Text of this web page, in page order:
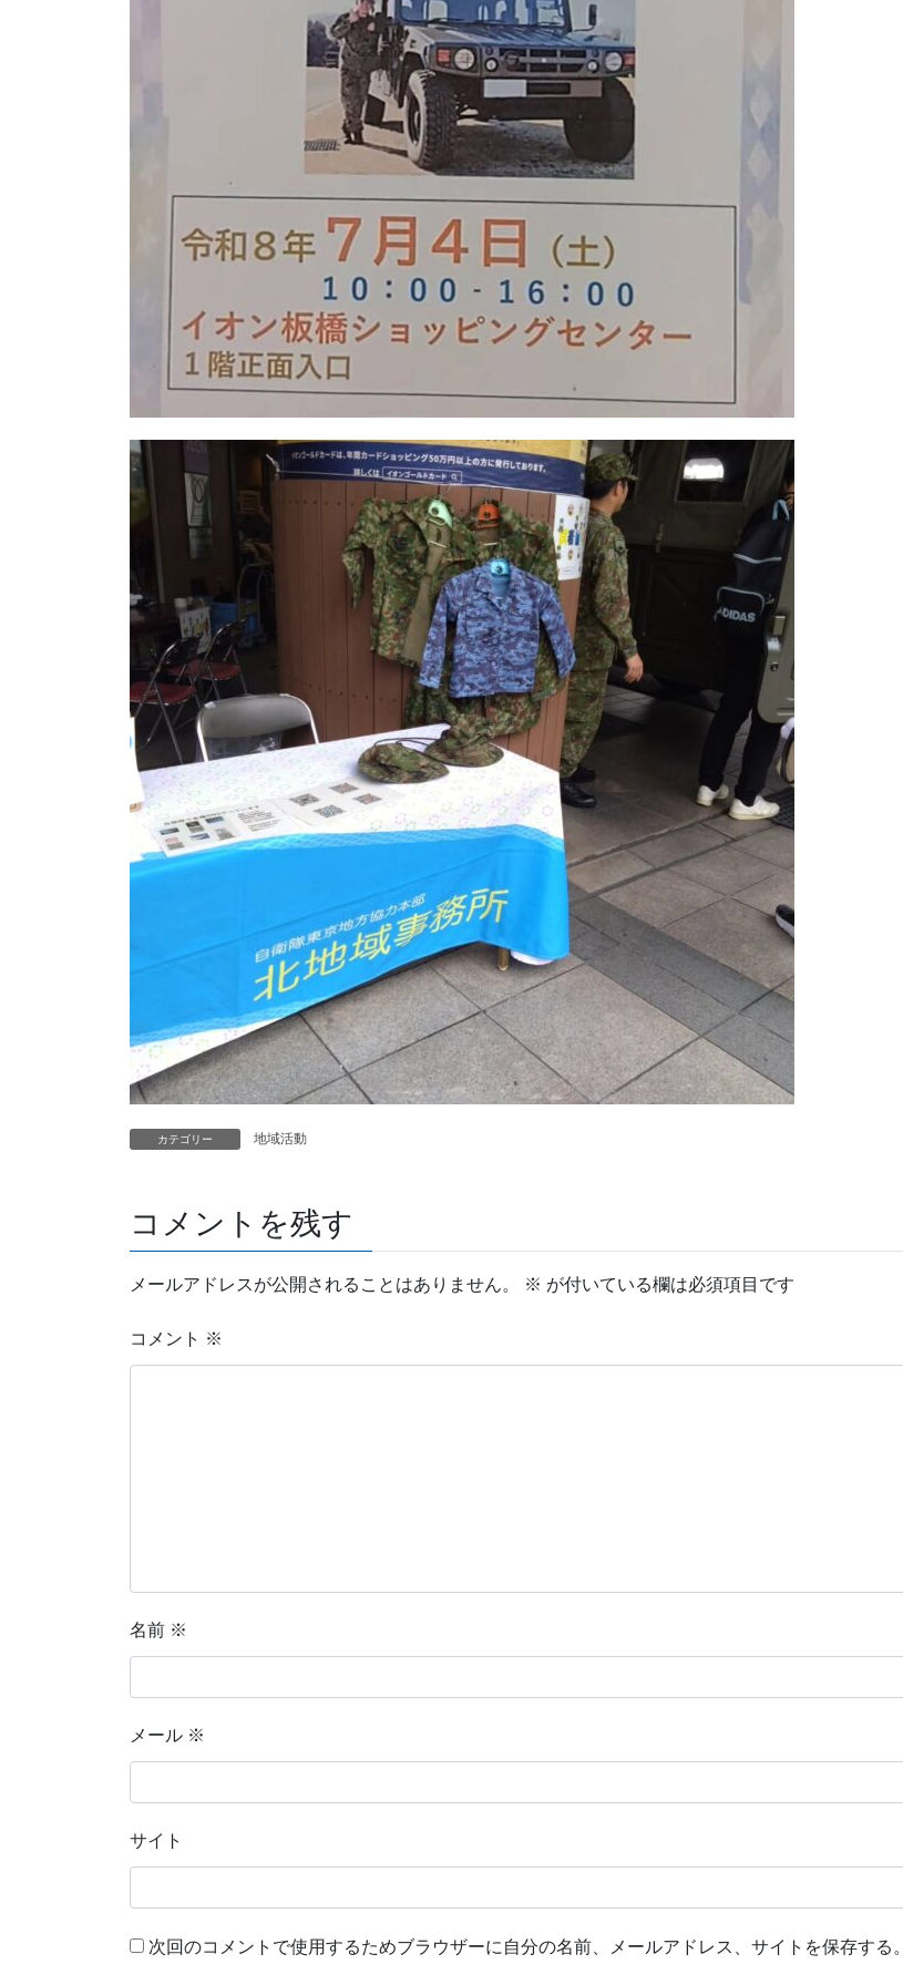
カテゴリー 地域活動
コメントを残す
メールアドレスが公開されることはありません。 ※ が付いている欄は必須項目です
コメント ※
名前 ※
メール ※
サイト
次回のコメントで使用するためブラウザーに自分の名前、メールアドレス、サイトを保存する。